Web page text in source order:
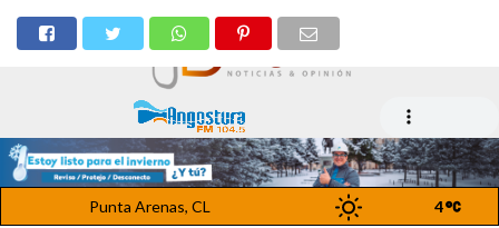
Punta Arenas, CL 4